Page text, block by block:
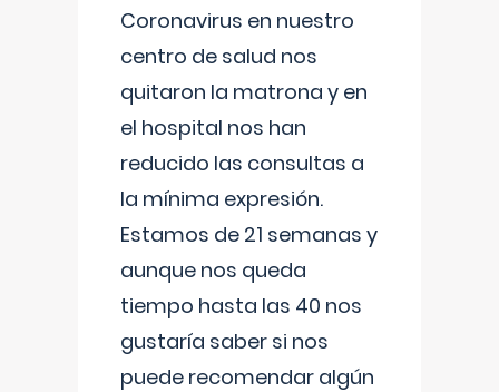
Coronavirus en nuestro
centro de salud nos
quitaron la matrona y en
el hospital nos han
reducido las consultas a
la mínima expresión.
Estamos de 21 semanas y
aunque nos queda
tiempo hasta las 40 nos
gustaría saber si nos
puede recomendar algún